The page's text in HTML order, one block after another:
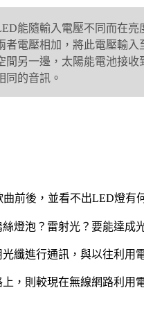
能隨輸入電壓不同而在
者電壓相加，將此電壓輸
間另一邊，太陽能電池接
同的音訊。
曲前後，並看不出LED燈
燈泡？雷射光？要能達
纖進行通訊，與以往利用
，則較現在無線網路利用